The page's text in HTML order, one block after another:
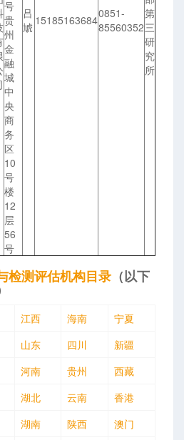
号
贵
州
金
融
城
中
央
商
务
区
10
号
楼
12
层
56
号
吕
虓 151851636840851-
85560352
第
三
研
究
所
检测评估机构目录 （以下
江西 海南
宁夏
山东 四川
新疆
河南 贵州
西藏
湖北 云南
香港
湖南 陕西 澳门